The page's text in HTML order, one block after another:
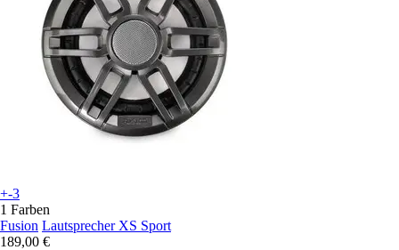
+-3
1 Farben
Fusion Lautsprecher XS Sport
189,00 €